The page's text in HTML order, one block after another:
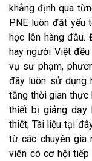
khẳng định qua
PNE luôn đặt yếu
học lên hàng đầu.
hay người Việt
vụ sư phạm,
đây luôn sử dụng
tăng thời gian thực
thiết bị giảng dạy
thiết; Tài liệu tại
từ các chuyên gia
viên có cơ hội tiếp